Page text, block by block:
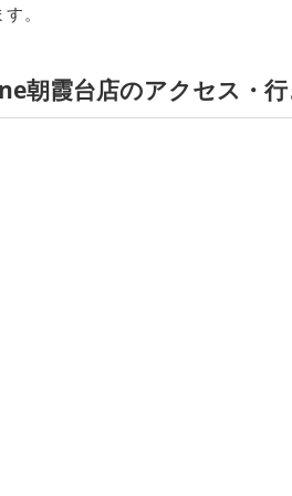
。
朝霞台店のアクセス・